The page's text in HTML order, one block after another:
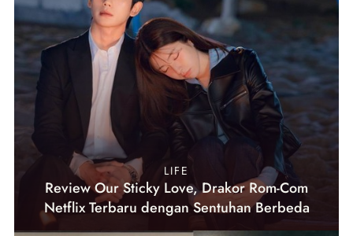
LIFE
Review Our Sticky Love, Drakor Rom-Com
Netflix Terbaru dengan Sentuhan Berbeda